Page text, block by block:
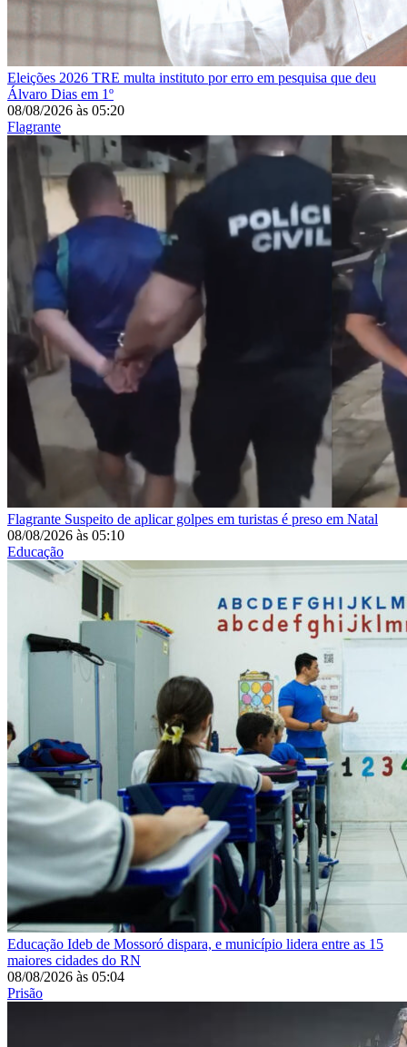
Eleições 2026 TRE multa instituto por erro em pesquisa que deu
Álvaro Dias em 1º
08/08/2026 às 05:20
Flagrante
Flagrante Suspeito de aplicar golpes em turistas é preso em Natal
08/08/2026 às 05:10
Educação
Educação Ideb de Mossoró dispara, e município lidera entre as 15
maiores cidades do RN
08/08/2026 às 05:04
Prisão